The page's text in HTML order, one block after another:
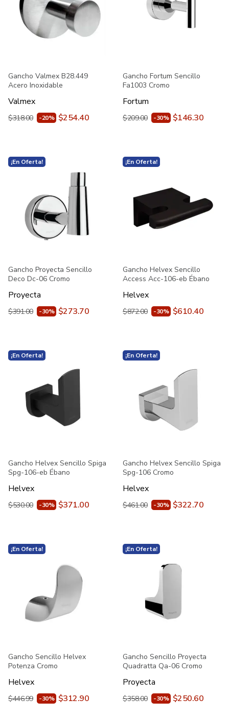
Gancho Valmex B28.449
Acero Inoxidable
Valmex
$318.00 -20% $254.40
Gancho Fortum Sencillo
Fa1003 Cromo
Fortum
$209.00 -30% $146.30
¡En Oferta!
Gancho Proyecta Sencillo
Deco Dc-06 Cromo
Proyecta
$391.00 -30% $273.70
¡En Oferta!
Gancho Helvex Sencillo
Access Acc-106-eb Ébano
Helvex
$872.00 -30% $610.40
¡En Oferta!
Gancho Helvex Sencillo Spiga
Spg-106-eb Ébano
Helvex
$530.00 -30% $371.00
¡En Oferta!
Gancho Helvex Sencillo Spiga
Spg-106 Cromo
Helvex
$461.00 -30% $322.70
¡En Oferta!
Gancho Sencillo Helvex
Potenza Cromo
Helvex
$446.99 -30% $312.90
¡En Oferta!
Gancho Sencillo Proyecta
Quadratta Qa-06 Cromo
Proyecta
$358.00 -30% $250.60